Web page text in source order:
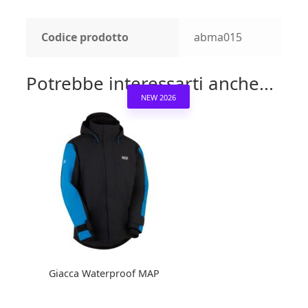
Codice prodotto abma015
Potrebbe interessarti anche...
NEW 2026
Giacca Waterproof MAP